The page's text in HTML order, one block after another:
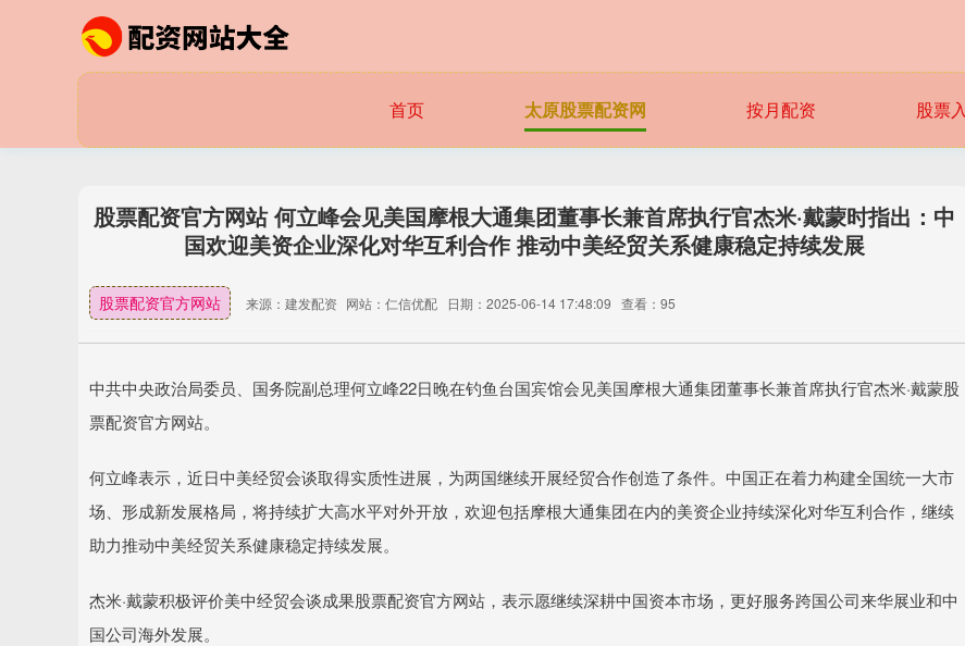
首页 太原股票配资网 按月配资 股票
股票配资官方网站 何立峰会见美国摩根大通集团董事长兼首席执行官杰米·戴蒙时指出：中
国欢迎美资企业深化对华互利合作 推动中美经贸关系健康稳定持续发展
股票配资官方网站 来源：建发配资 网站：仁信优配 日期：2025-06-14 17:48:09 查看：95
中共中央政治局委员、国务院副总理何立峰22日晚在钓鱼台国宾馆会见美国摩根大通集团董事长兼首席执行官杰米·戴蒙股
票配资官方网站。
何立峰表示，近日中美经贸会谈取得实质性进展，为两国继续开展经贸合作创造了条件。中国正在着力构建全国统一大市
场、形成新发展格局，将持续扩大高水平对外开放，欢迎包括摩根大通集团在内的美资企业持续深化对华互利合作，继续
助力推动中美经贸关系健康稳定持续发展。
杰米·戴蒙积极评价美中经贸会谈成果股票配资官方网站，表示愿继续深耕中国资本市场，更好服务跨国公司来华展业和中
国公司海外发展。